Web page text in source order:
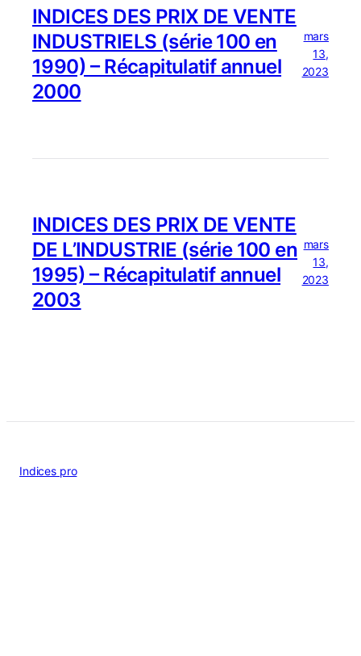
INDICES DES PRIX DE VENTE
INDUSTRIELS (série 100 en
1990) – Récapitulatif annuel
2000
mars
13,
2023
INDICES DES PRIX DE VENTE
DE L’INDUSTRIE (série 100 en
1995) – Récapitulatif annuel
2003
mars
13,
2023
Indices pro